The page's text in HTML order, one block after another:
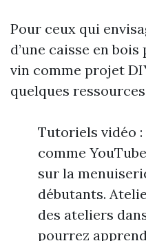
Pour ceux qui
d’une caisse en
vin comme projet
quelques
Tutoriels vidéo
comme
sur la
débutants.
des ateliers
pourrez